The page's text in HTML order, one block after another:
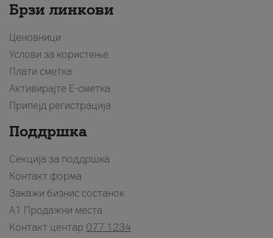
Брзи линкови
Ценовници
Услови за користење
Плати сметка
Активирајте Е-сметка
Припејд регистрација
Поддршка
Секција за поддршка
Контакт форма
Закажи бизнис состанок
A1 Продажни места
Контакт центар 077 1234